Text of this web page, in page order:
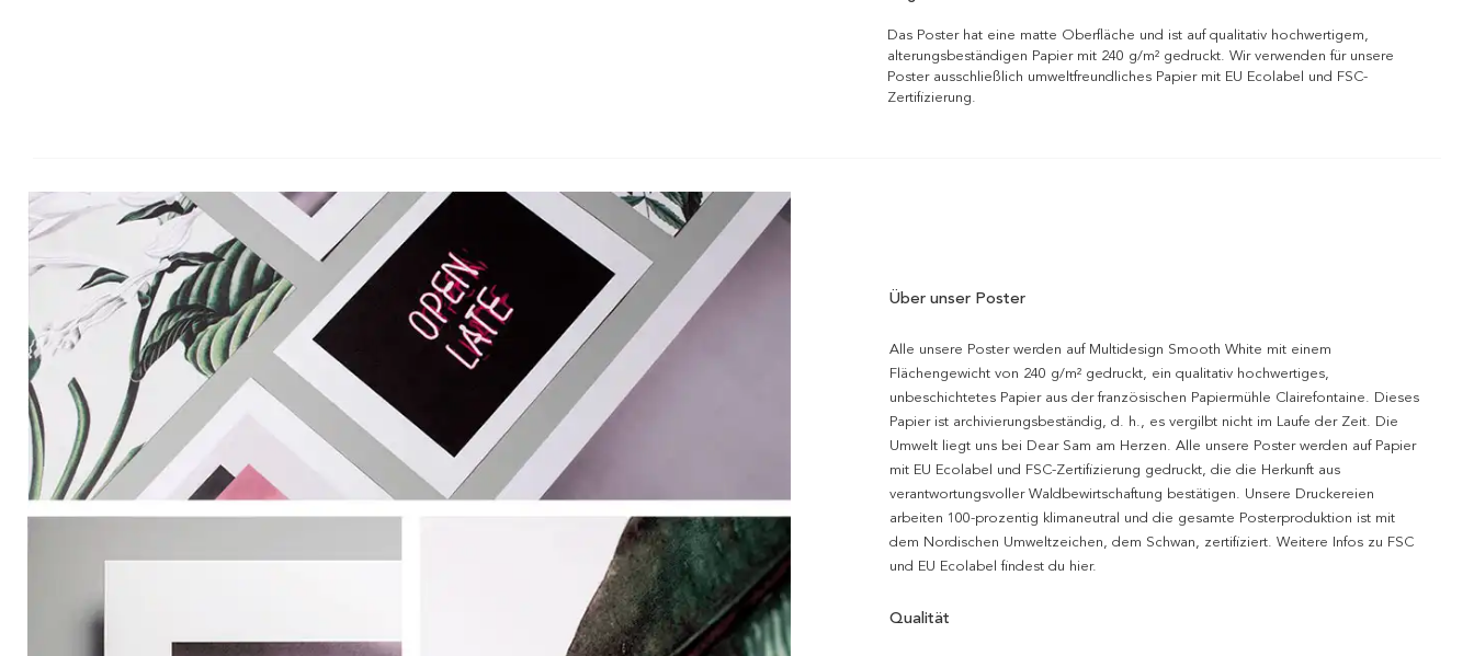
Das Poster hat eine matte Oberfläche und ist auf qualitativ hochwertigem,
alterungsbeständigen Papier mit 240 g/m² gedruckt. Wir verwenden für unsere
Poster ausschließlich umweltfreundliches Papier mit EU Ecolabel und FSC-
Zertifizierung.
Über unser Poster
Alle unsere Poster werden auf Multidesign Smooth White mit einem
Flächengewicht von 240 g/m² gedruckt, ein qualitativ hochwertiges,
unbeschichtetes Papier aus der französischen Papiermühle Clairefontaine. Dieses
Papier ist archivierungsbeständig, d. h., es vergilbt nicht im Laufe der Zeit. Die
Umwelt liegt uns bei Dear Sam am Herzen. Alle unsere Poster werden auf Papier
mit EU Ecolabel und FSC-Zertifizierung gedruckt, die die Herkunft aus
verantwortungsvoller Waldbewirtschaftung bestätigen. Unsere Druckereien
arbeiten 100-prozentig klimaneutral und die gesamte Posterproduktion ist mit
dem Nordischen Umweltzeichen, dem Schwan, zertifiziert. Weitere Infos zu FSC
und EU Ecolabel findest du hier.
Qualität